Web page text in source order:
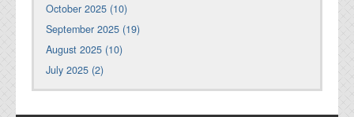
October 2025 (10)
September 2025 (19)
August 2025 (10)
July 2025 (2)